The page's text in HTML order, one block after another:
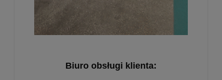
Biuro obsługi klienta: